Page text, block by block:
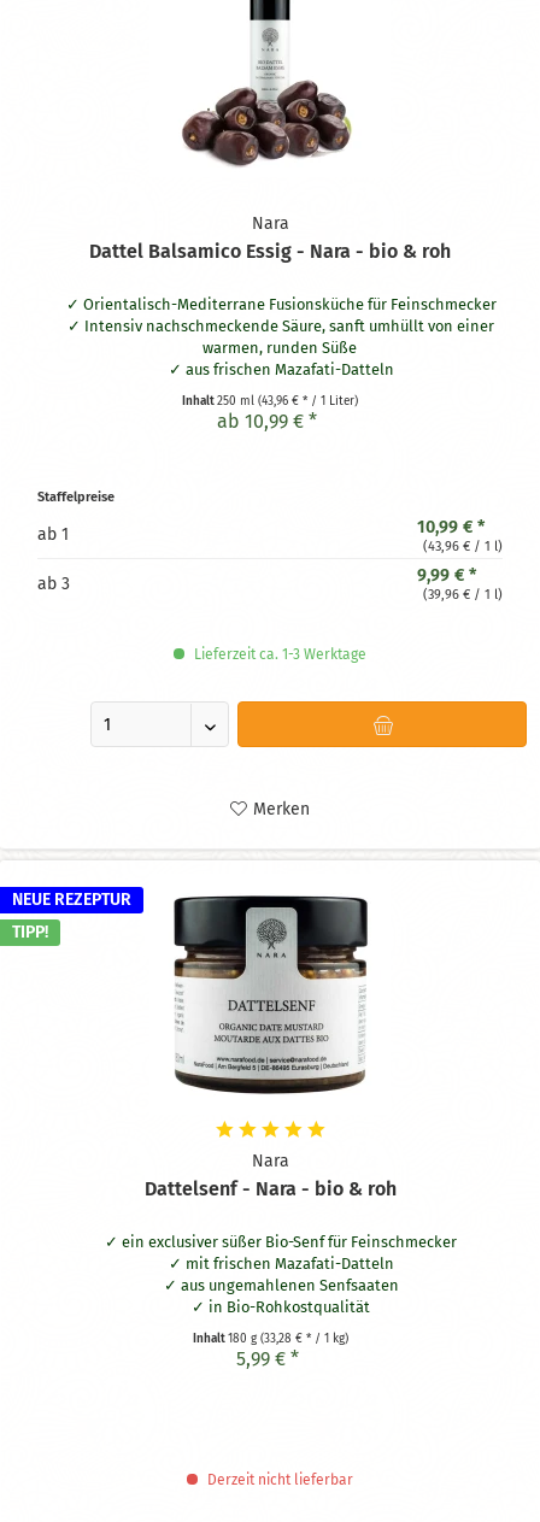
Nara
Dattel Balsamico Essig - Nara - bio & roh
Orientalisch-Mediterrane Fusionsküche für Feinschmecker
Intensiv nachschmeckende Säure, sanft umhüllt von einer
warmen, runden Süße
aus frischen Mazafati-Datteln
mehrere Jahre in Eichenfässern gereift
3,5% Säure
in Bio-Rohkostqualität
Inhalt250 ml(43,96 € * / 1 Liter)
ab 10,99 € *
Staffelpreise
ab 1 10,99 € *
(43,96 € / 1 l)
ab 3 9,99 € *
(39,96 € / 1 l)
Lieferzeit ca. 1-3 Werktage
Merken
NEUE REZEPTUR
TIPP!
Nara
Dattelsenf - Nara - bio & roh
ein exclusiver süßer Bio-Senf für Feinschmecker
mit frischen Mazafati-Datteln
aus ungemahlenen Senfsaaten
in Bio-Rohkostqualität
Inhalt180 g (33,28 € * / 1 kg)
5,99 € *
Derzeit nicht lieferbar